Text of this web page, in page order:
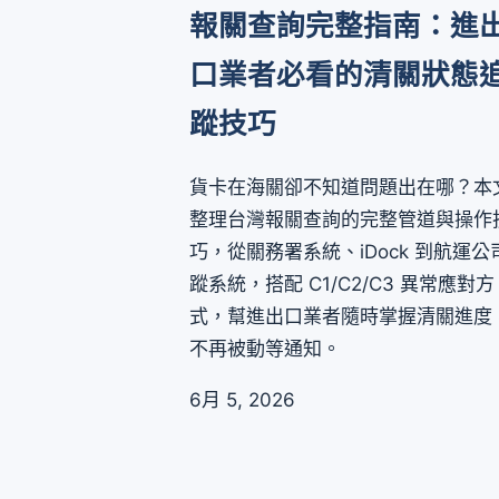
報關查詢完整指南：進
口業者必看的清關狀態
蹤技巧
貨卡在海關卻不知道問題出在哪？本
整理台灣報關查詢的完整管道與操作
巧，從關務署系統、iDock 到航運公
蹤系統，搭配 C1/C2/C3 異常應對方
式，幫進出口業者隨時掌握清關進度
不再被動等通知。
6月 5, 2026